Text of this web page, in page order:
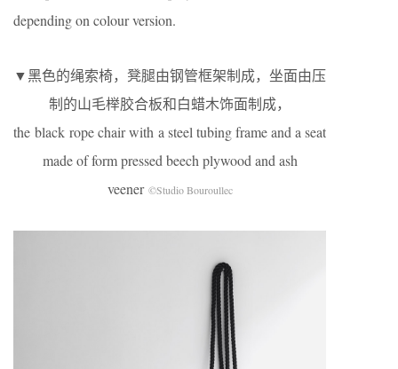
depending on colour version.
▼黑色的绳索椅，凳腿由钢管框架制成，坐面由压
制的山毛榉胶合板和白蜡木饰面制成，
the black rope chair with a steel tubing frame and a seat
made of form pressed beech plywood and ash
veener ©Studio Bouroullec